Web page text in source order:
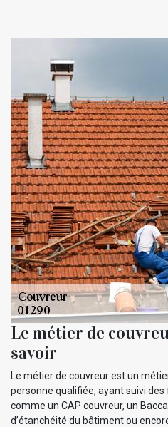
Le métier de
savoir
Le métier de couvreur est un
personne qualifiée, ayant suivi
comme un CAP couvreur, un
d’étanchéité du bâtiment ou